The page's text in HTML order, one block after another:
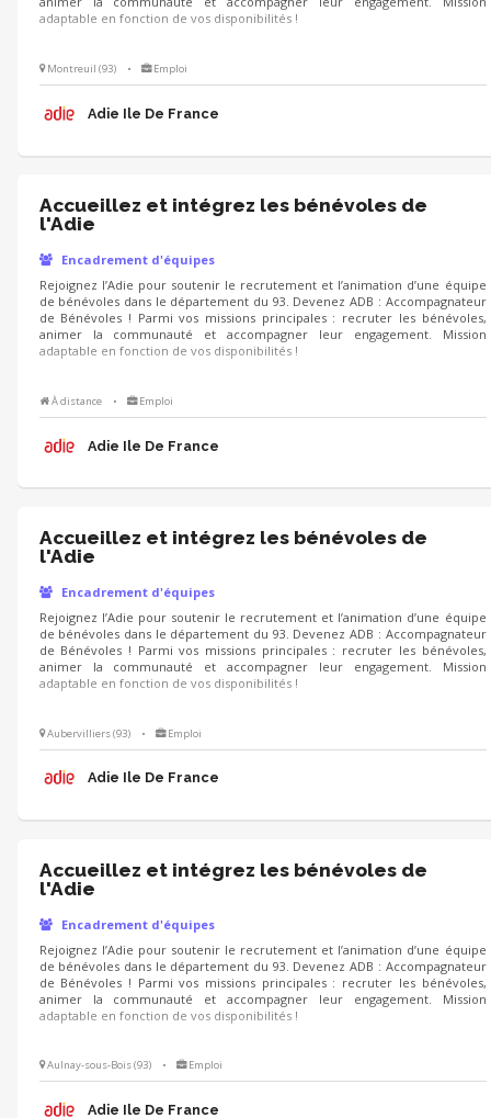
adaptable en fonction de vos disponibilités !
Montreuil (93) • Emploi
Adie Ile De France
Accueillez et intégrez les bénévoles de
l'Adie
Encadrement d'équipes
Rejoignez l’Adie pour soutenir le recrutement et l’animation d’une équipe
de bénévoles dans le département du 93. Devenez ADB : Accompagnateur
de Bénévoles ! Parmi vos missions principales : recruter les bénévoles,
animer la communauté et accompagner leur engagement. Mission
adaptable en fonction de vos disponibilités !
À distance • Emploi
Adie Ile De France
Accueillez et intégrez les bénévoles de
l'Adie
Encadrement d'équipes
Rejoignez l’Adie pour soutenir le recrutement et l’animation d’une équipe
de bénévoles dans le département du 93. Devenez ADB : Accompagnateur
de Bénévoles ! Parmi vos missions principales : recruter les bénévoles,
animer la communauté et accompagner leur engagement. Mission
adaptable en fonction de vos disponibilités !
Aubervilliers (93) • Emploi
Adie Ile De France
Accueillez et intégrez les bénévoles de
l'Adie
Encadrement d'équipes
Rejoignez l’Adie pour soutenir le recrutement et l’animation d’une équipe
de bénévoles dans le département du 93. Devenez ADB : Accompagnateur
de Bénévoles ! Parmi vos missions principales : recruter les bénévoles,
animer la communauté et accompagner leur engagement. Mission
adaptable en fonction de vos disponibilités !
Aulnay-sous-Bois (93) • Emploi
Adie Ile De France